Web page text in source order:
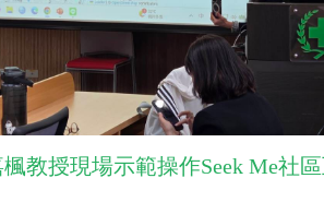
教授現場示範操作Seek Me社